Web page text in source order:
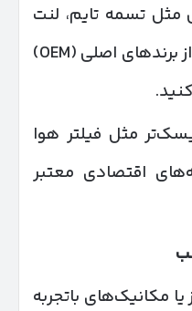
مثل تسمه تایم، لنت
ترمز و شمع موتور از برندهای اصلی (OEM)
مثل فیلتر هوا
اقتصادی معتبر
مکانیک‌های باتجربه